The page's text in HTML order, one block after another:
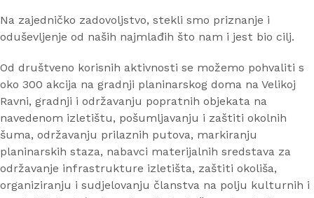
Na zajedničko zadovoljstvo, stekli smo priznanje i
oduševljenje od naših najmlađih što nam i jest bio cilj.
Od društveno korisnih aktivnosti se možemo pohvaliti s
oko 300 akcija na gradnji planinarskog doma na Velikoj
Ravni, gradnji i održavanju popratnih objekata na
navedenom izletištu, pošumljavanju i zaštiti okolnih
šuma, održavanju prilaznih putova, markiranju
planinarskih staza, nabavci materijalnih sredstava za
održavanje infrastrukture izletišta, zaštiti okoliša,
organiziranju i sudjelovanju članstva na polju kulturnih i